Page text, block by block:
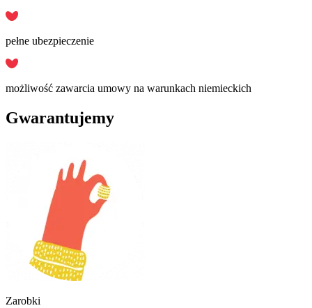
pełne ubezpieczenie
możliwość zawarcia umowy na warunkach niemieckich
Gwarantujemy
Zarobki